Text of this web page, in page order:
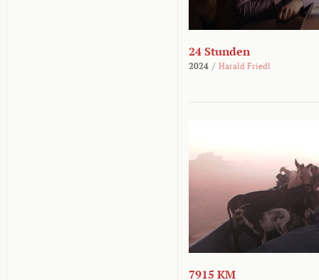
24 Stunden
2024 / Harald Friedl
7915 KM